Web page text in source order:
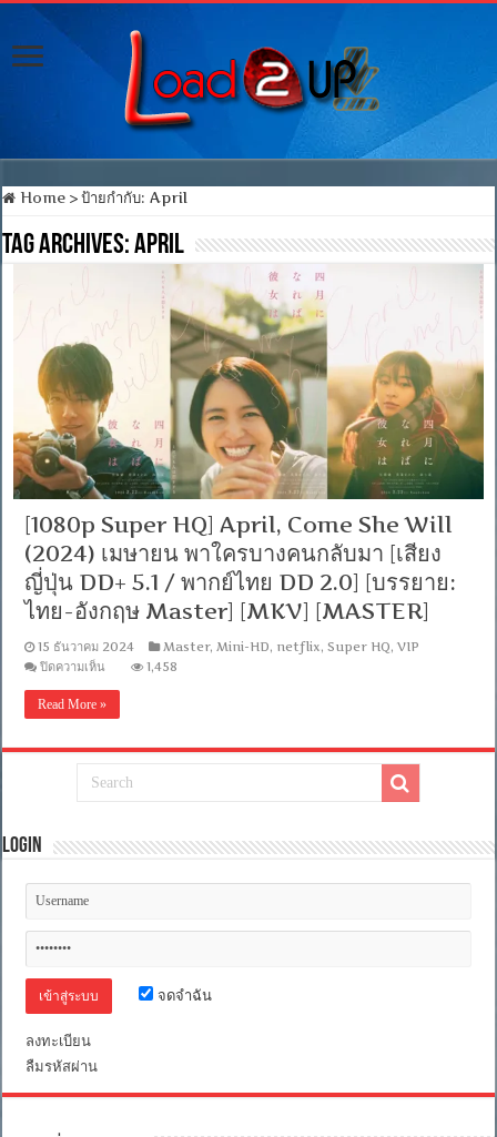
Home > ป้ายกำกับ:April
Tag Archives:April
[1080p Super HQ] April, Come She Will
(2024) เมษายน พาใครบางคนกลับมา [เสียง
ญี่ปุ่น DD+ 5.1 / พากย์ไทย DD 2.0] [บรรยาย:
ไทย-อังกฤษ Master] [MKV] [MASTER]
15 ธันวาคม 2024 Master, Mini-HD, netflix,Super HQ,VIP
ปิดความเห็น
HQ]
Come
Will
(2024)
ใคร
คน
มา
/
1,458
Read More »
Login
จดจำฉัน
ลงทะเบียน
ลืมรหัสผ่าน